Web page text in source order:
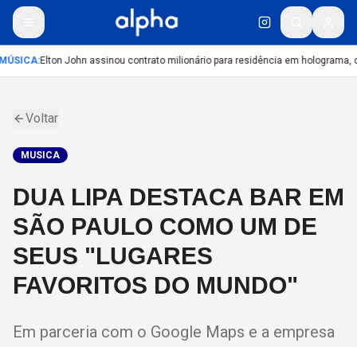
:Elton John assinou contrato milionário para residência em holograma,
Voltar
MUSICA
DUA LIPA DESTACA BAR EM
SÃO PAULO COMO UM DE
SEUS "LUGARES
FAVORITOS DO MUNDO"
Em parceria com o Google Maps e a empresa